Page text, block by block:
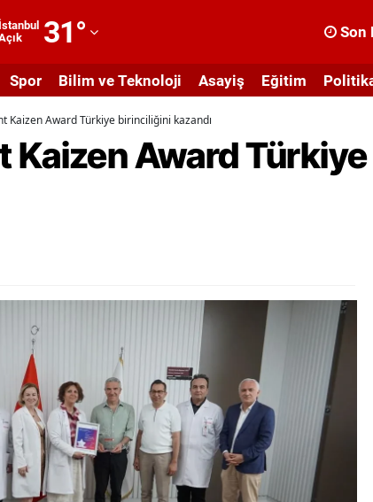
İstanbul 31°
Adıyaman
Afyonkarahisar
Ağrı
Aydın
Balıkesir
Bilecik
Bingöl
Bitlis
Son
Spor Bilim ve Teknoloji Asayiş Eğitim
Kaizen Award Türkiye birinciliğini kazandı
Kaizen Award